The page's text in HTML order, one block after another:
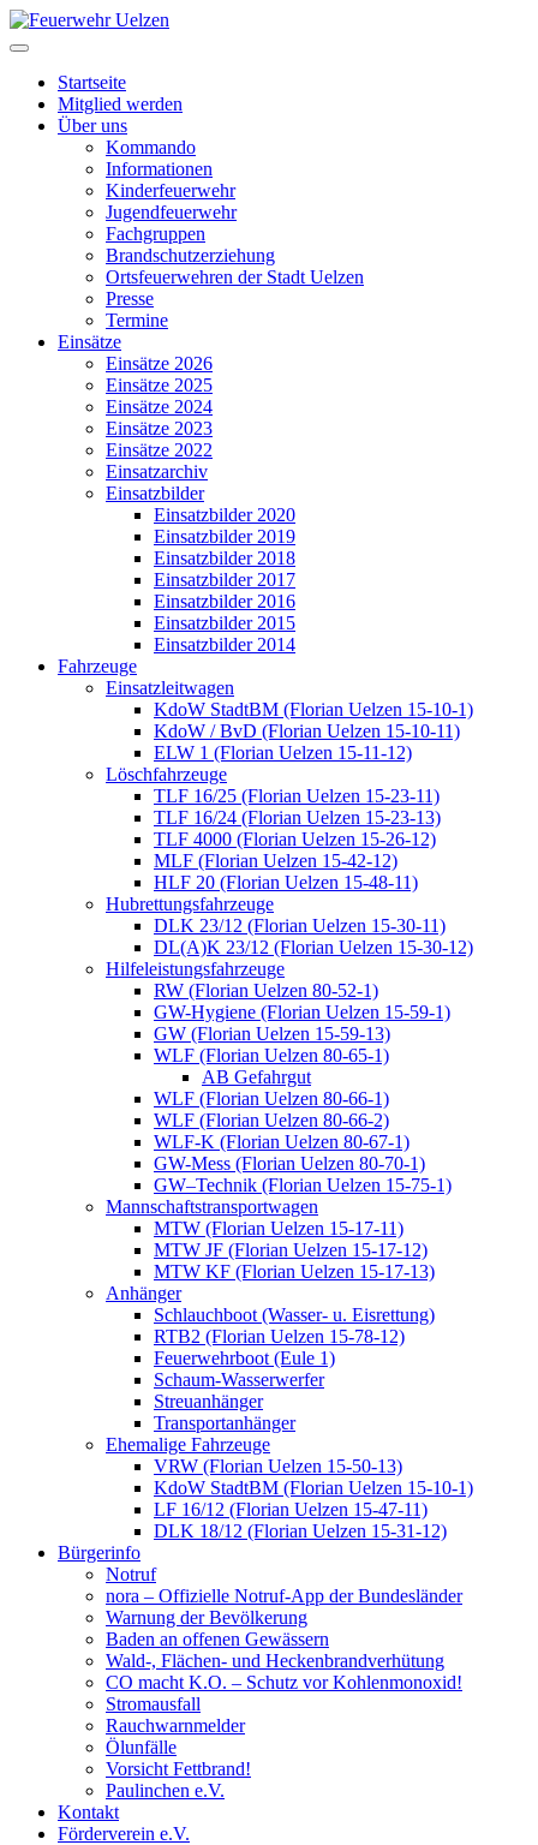
Startseite
Mitglied werden
Über uns
Kommando
Informationen
Kinderfeuerwehr
Jugendfeuerwehr
Fachgruppen
Brandschutzerziehung
Ortsfeuerwehren der Stadt Uelzen
Presse
Termine
Einsätze
Einsätze 2026
Einsätze 2025
Einsätze 2024
Einsätze 2023
Einsätze 2022
Einsatzarchiv
Einsatzbilder
Einsatzbilder 2020
Einsatzbilder 2019
Einsatzbilder 2018
Einsatzbilder 2017
Einsatzbilder 2016
Einsatzbilder 2015
Einsatzbilder 2014
Fahrzeuge
Einsatzleitwagen
KdoW StadtBM (Florian Uelzen 15-10-1)
KdoW / BvD (Florian Uelzen 15-10-11)
ELW 1 (Florian Uelzen 15-11-12)
Löschfahrzeuge
TLF 16/25 (Florian Uelzen 15-23-11)
TLF 16/24 (Florian Uelzen 15-23-13)
TLF 4000 (Florian Uelzen 15-26-12)
MLF (Florian Uelzen 15-42-12)
HLF 20 (Florian Uelzen 15-48-11)
Hubrettungsfahrzeuge
DLK 23/12 (Florian Uelzen 15-30-11)
DL(A)K 23/12 (Florian Uelzen 15-30-12)
Hilfeleistungsfahrzeuge
RW (Florian Uelzen 80-52-1)
GW-Hygiene (Florian Uelzen 15-59-1)
GW (Florian Uelzen 15-59-13)
WLF (Florian Uelzen 80-65-1)
AB Gefahrgut
WLF (Florian Uelzen 80-66-1)
WLF (Florian Uelzen 80-66-2)
WLF-K (Florian Uelzen 80-67-1)
GW-Mess (Florian Uelzen 80-70-1)
GW–Technik (Florian Uelzen 15-75-1)
Mannschaftstransportwagen
MTW (Florian Uelzen 15-17-11)
MTW JF (Florian Uelzen 15-17-12)
MTW KF (Florian Uelzen 15-17-13)
Anhänger
Schlauchboot (Wasser- u. Eisrettung)
RTB2 (Florian Uelzen 15-78-12)
Feuerwehrboot (Eule 1)
Schaum-Wasserwerfer
Streuanhänger
Transportanhänger
Ehemalige Fahrzeuge
VRW (Florian Uelzen 15-50-13)
KdoW StadtBM (Florian Uelzen 15-10-1)
LF 16/12 (Florian Uelzen 15-47-11)
DLK 18/12 (Florian Uelzen 15-31-12)
Bürgerinfo
Notruf
nora – Offizielle Notruf-App der Bundesländer
Warnung der Bevölkerung
Baden an offenen Gewässern
Wald-, Flächen- und Heckenbrandverhütung
CO macht K.O. – Schutz vor Kohlenmonoxid!
Stromausfall
Rauchwarnmelder
Ölunfälle
Vorsicht Fettbrand!
Paulinchen e.V.
Kontakt
Förderverein e.V.